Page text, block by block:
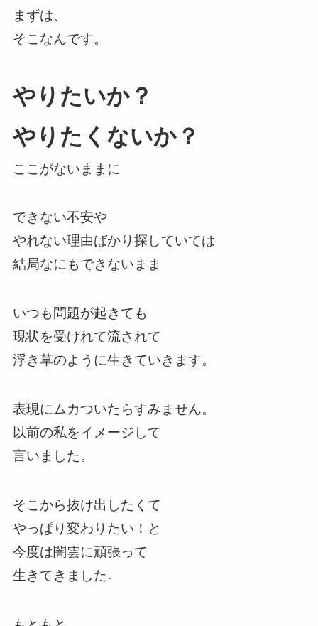
まずは、
そこなんです。
やりたいか？
やりたくないか？
ここがないままに
できない不安や
やれない理由ばかり探していては
結局なにもできないまま
いつも問題が起きても
現状を受けれて流されて
浮き草のように生きていきます。
表現にムカついたらすみません。
以前の私をイメージして
言いました。
そこから抜け出したくて
やっぱり変わりたい！と
今度は闇雲に頑張って
生きてきました。